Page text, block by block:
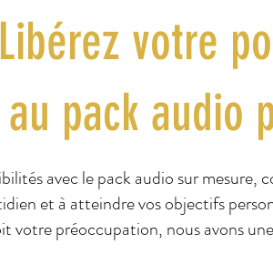
Libérez votre
pack audio
avec le pack audio sur mesure,
et à atteindre vos objectifs
votre préoccupation, nous avons